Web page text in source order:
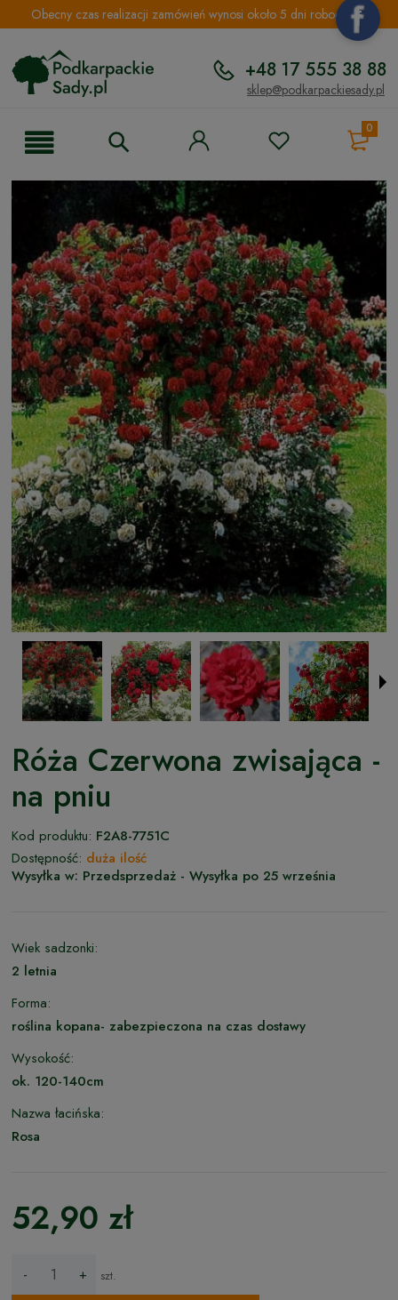
Obecny czas realizacji zamówień wynosi około 5 dni roboczych.
+48 17 555 38 88
sklep@podkarpackiesady.pl
0
Róża Czerwona zwisająca -
na pniu
Kod produktu: F2A8-7751C
Dostępność: duża ilość
Wysyłka w: Przedsprzedaż - Wysyłka po 25 września
Wiek sadzonki:
2 letnia
Forma:
roślina kopana- zabezpieczona na czas dostawy
Wysokość:
ok. 120-140cm
Nazwa łacińska:
Rosa
52,90 zł
- + szt.